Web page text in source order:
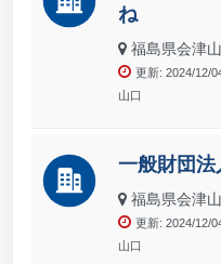
ね
福島県会津
更新: 2024/12/
山口
一般財団
福島県会津
更新: 2024/12/
山口